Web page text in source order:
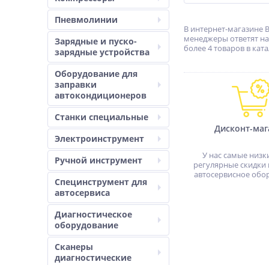
Пневмолинии
Зарядные и пуско-
зарядные устройства
Оборудование для
заправки
автокондиционеров
Станки специальные
Электроинструмент
Ручной инструмент
Специнструмент для
автосервиса
Диагностическое
оборудование
Сканеры
диагностические
В интернет-магазине
менеджеры ответят
более 4 товаров в
Дисконт-
У нас самые
регулярные скидки
автосервисное